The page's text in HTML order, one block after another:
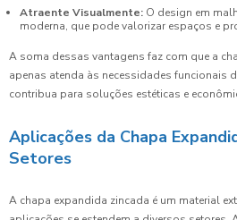
Atraente Visualmente: O design em
moderna, que pode valorizar espaços e
A soma dessas vantagens faz com que a
apenas atenda às necessidades funcionais
contribua para soluções estéticas e
Aplicações da Chapa
Setores
A chapa expandida zincada é um material